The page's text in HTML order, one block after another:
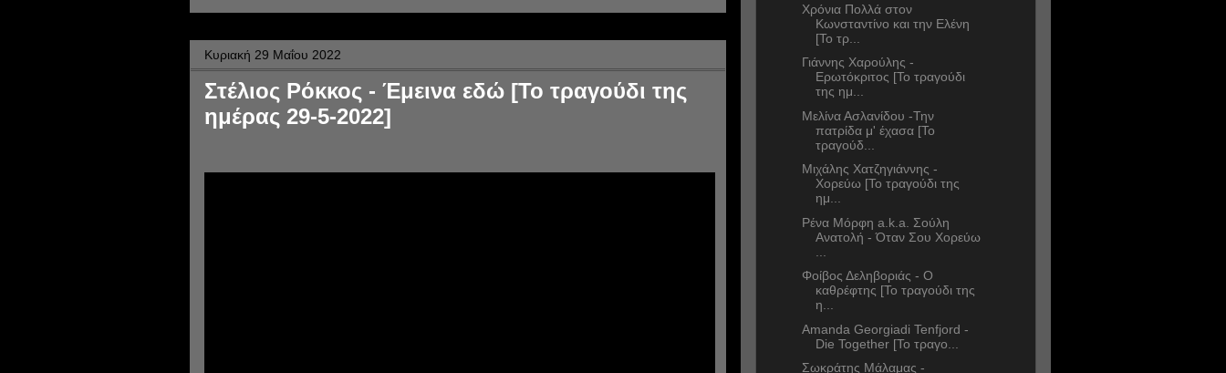
Κυριακή 29 Μαΐου 2022
Στέλιος Ρόκκος - Έμεινα εδώ [Το τραγούδι της
ημέρας 29-5-2022]
Χρόνια Πολλά στον
Κωνσταντίνο και την Ελένη
[Το τρ...
Γιάννης Χαρούλης -
Ερωτόκριτος [Το τραγούδι
της ημ...
Μελίνα Ασλανίδου -Την
πατρίδα μ' έχασα [Το
τραγούδ...
Μιχάλης Χατζηγιάννης -
Χορεύω [Το τραγούδι της
ημ...
Ρένα Μόρφη a.k.a. Σούλη
Ανατολή - Όταν Σου Χορεύω
Φοίβος Δεληβοριάς - Ο
καθρέφτης [Το τραγούδι της
η...
Amanda Georgiadi Tenfjord -
Die Together [Το τραγο...
Σωκράτης Μάλαμας -